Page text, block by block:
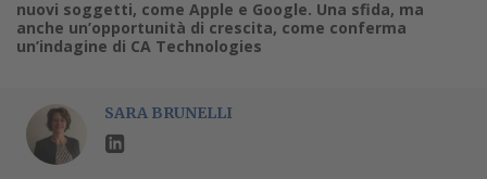
nuovi soggetti, come Apple e Google. Una sfida, ma
anche un’opportunità di crescita, come conferma
un’indagine di CA Technologies
SARA BRUNELLI